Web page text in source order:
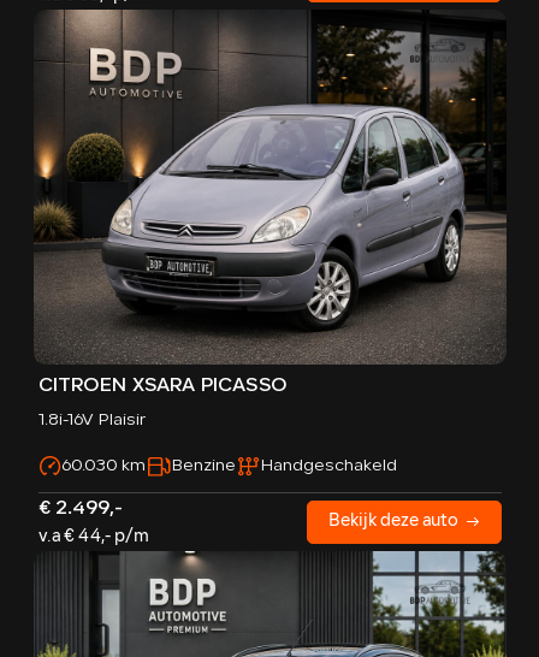
CITROËN XSARA PICASSO
1.8i-16V Plaisir
60.030 km Benzine Handgeschakeld
€ 2.499,-
v.a € 44,- p/m
Bekijk deze auto